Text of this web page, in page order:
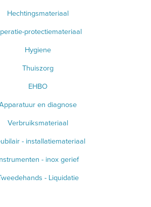
Hechtingsmateriaal
protectiemateriaal
Hygiene
Thuiszorg
EHBO
en diagnose
Verbruiksmateriaal
- installatiemateriaal
- inox gerief
- Liquidatie